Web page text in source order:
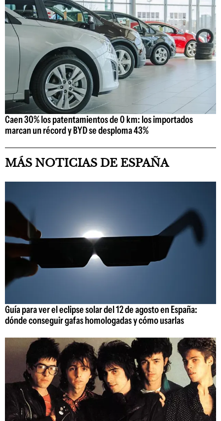
Caen 30% los patentamientos de 0 km: los importados
marcan un récord y BYD se desploma 43%
MÁS NOTICIAS DE ESPAÑA
Guía para ver el eclipse solar del 12 de agosto en España:
dónde conseguir gafas homologadas y cómo usarlas